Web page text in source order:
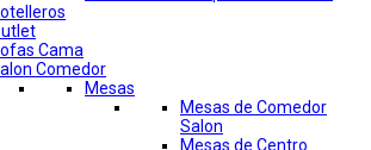
Cama
Comedor
Mesas
Mesas de Comedor
Salon
Mesas de Centro